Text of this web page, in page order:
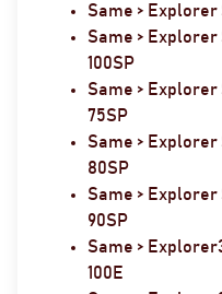
Same >
Same >
100SP
Same >
75SP
Same >
80SP
Same >
90SP
Same >
100E